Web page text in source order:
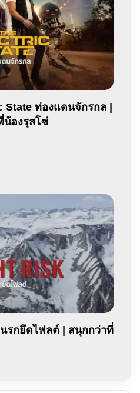
State ท่องแดนจักรกล |
น้องรุสโซ่
รกยึดไฟลต์ | สนุกกว่าที่